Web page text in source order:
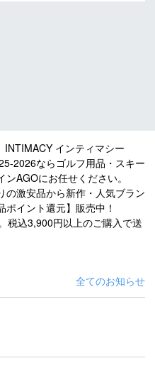
インティマシー
2026ならゴルフ用品・スキー
AGOにお任せください。
の激安品から新作・人気ブラン
ポイント還元】販売中！
税込3,900円以上のご購入で送
全てのお知らせ